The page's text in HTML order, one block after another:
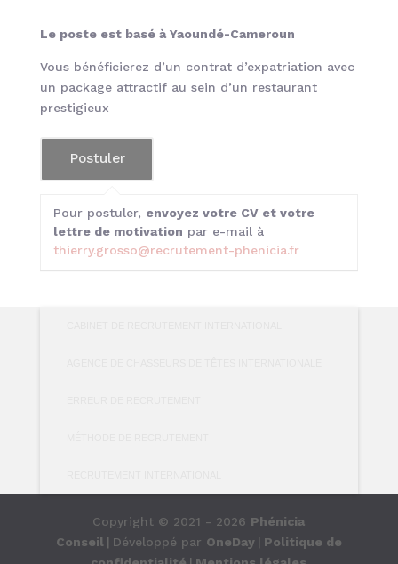
Le poste est basé à Yaoundé-Cameroun
Vous bénéficierez d’un contrat d’expatriation avec
un package attractif au sein d’un restaurant
prestigieux
Pour postuler, envoyez votre CV et votre
lettre de motivation par e-mail à
thierry.grosso@recrutement-phenicia.fr
Copyright © 2021 - 2026 Phénicia
Conseil | Développé par OneDay | Politique de